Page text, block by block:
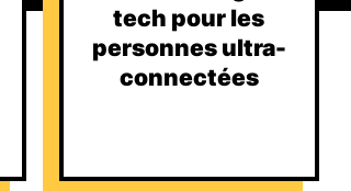
tech pour les
personnes ultra-
connectées